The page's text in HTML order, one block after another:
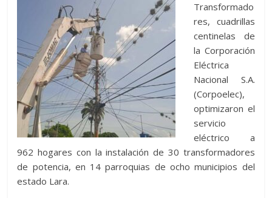
Transformado
res, cuadrillas
centinelas de
la Corporación
Eléctrica
Nacional S.A.
(Corpoelec),
optimizaron el
servicio
eléctrico a
962 hogares con la instalación de 30 transformadores
de potencia, en 14 parroquias de ocho municipios del
estado Lara.